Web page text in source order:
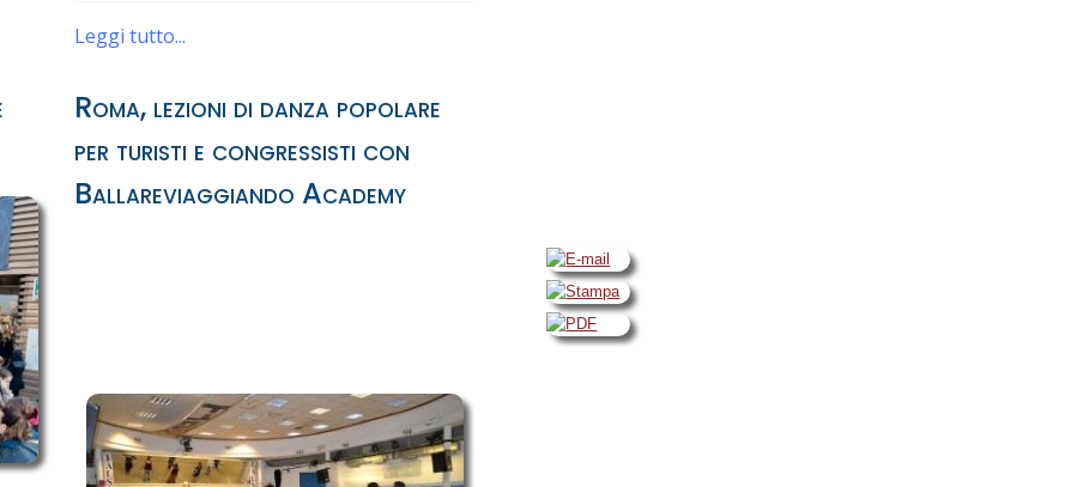
Leggi tutto...
Roma, lezioni di danza popolare
per turisti e congressisti con
Ballareviaggiando Academy